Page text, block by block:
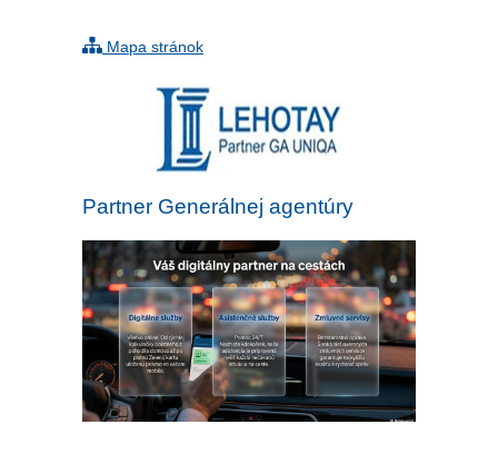
Mapa stránok
Partner Generálnej agentúry
UNIQA